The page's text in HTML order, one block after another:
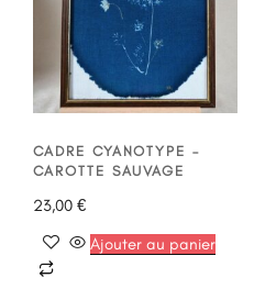
CADRE CYANOTYPE –
CAROTTE SAUVAGE
23,00 €
Ajouter au panier